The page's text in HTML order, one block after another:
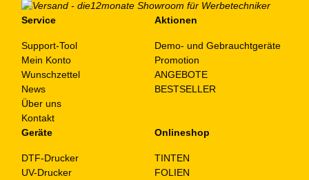
Service
Support-Tool
Mein Konto
Wunschzettel
News
Über uns
Kontakt
Aktionen
Demo- und Gebrauchtgeräte
Promotion
ANGEBOTE
BESTSELLER
Geräte
DTF-Drucker
UV-Drucker
Onlineshop
TINTEN
FOLIEN